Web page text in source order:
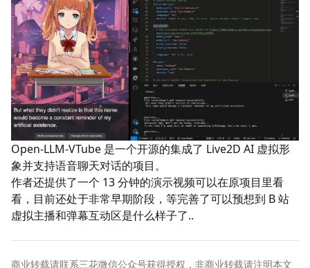
Open-LLM-VTube 是一个开源的集成了 Live2D AI 虚拟形
象并支持语音聊天对话的项目。
作者还提供了一个 13 分钟的演示视频可以在原项目里看
看，目前还处于非常早期阶段，等完善了可以预想到 B 站
虚拟主播和弹幕互动区是什么样子了..
商业转载请联系三花微信公众号获得授权，非商业转载请注明本文